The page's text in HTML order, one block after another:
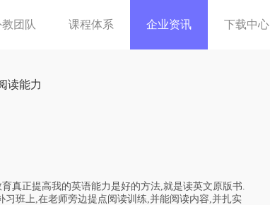
团队 课程体系 企业资讯 下载中心
读能力
真正提高我的英语能力是好的方法,就是读英文原版书.
班上,在老师旁边提点阅读训练,并能阅读内容,并扎实